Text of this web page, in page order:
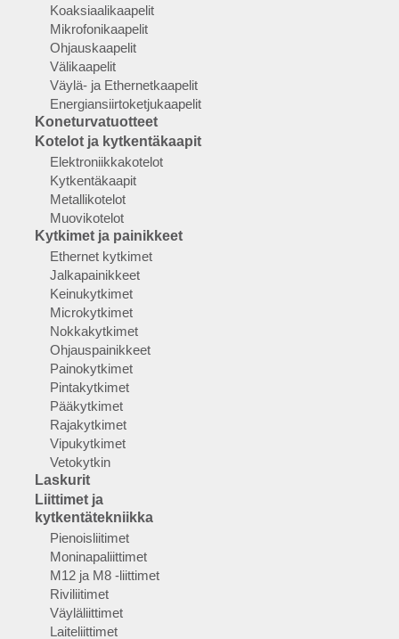
Koaksiaalikaapelit
Mikrofonikaapelit
Ohjauskaapelit
Välikaapelit
Väylä- ja Ethernetkaapelit
Energiansiirtoketjukaapelit
Koneturvatuotteet
Kotelot ja kytkentäkaapit
Elektroniikkakotelot
Kytkentäkaapit
Metallikotelot
Muovikotelot
Kytkimet ja painikkeet
Ethernet kytkimet
Jalkapainikkeet
Keinukytkimet
Microkytkimet
Nokkakytkimet
Ohjauspainikkeet
Painokytkimet
Pintakytkimet
Pääkytkimet
Rajakytkimet
Vipukytkimet
Vetokytkin
Laskurit
Liittimet ja
kytkentätekniikka
Pienoisliitimet
Moninapaliittimet
M12 ja M8 -liittimet
Riviliitimet
Väyläliittimet
Laiteliittimet